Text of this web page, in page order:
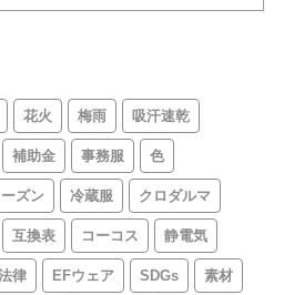
花火 梅雨 吸汗速乾
補助金 事務服 色
ズン 冷蔵服 クロダルマ
互換表 コーコス 静電気
律 EFウェア SDGs 素材